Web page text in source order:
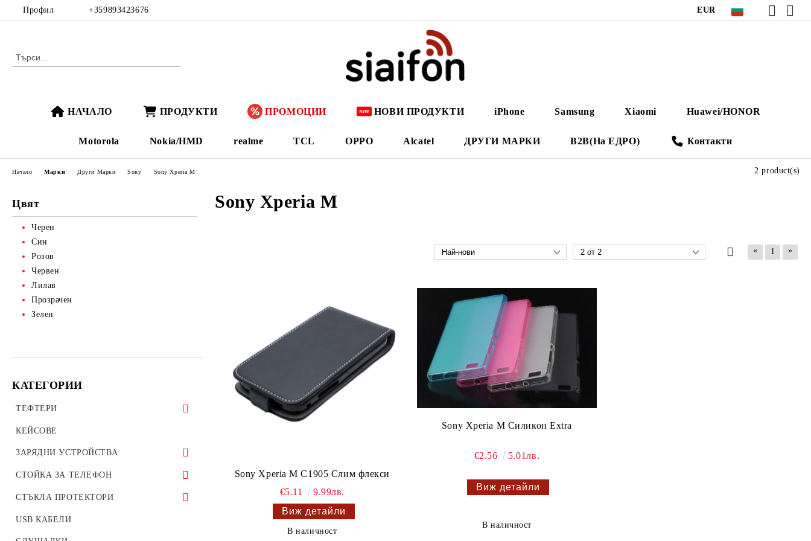
Профил +359893423676 EUR
НАЧАЛО ПРОДУКТИ ПРОМОЦИИ НОВИ ПРОДУКТИ iPhone Samsung Xiaomi Huawei/HONOR
Motorola Nokia/HMD realme TCL OPPO Alcatel ДРУГИ МАРКИ B2B(На ЕДРО) Контакти
Цвят
Черен
Син
Розов
Червен
Лилав
Прозрачен
Зелен
КАТЕГОРИИ
ТЕФТЕРИ
ТЕФТЕРИ ЗА ТАБЛЕТИ
УНИВЕРСАЛНИ КАЛЪФИ
КЕЙСОВЕ
ЗАРЯДНИ УСТРОЙСТВА
ЗАРЯДНИ ЗА ТЕЛЕФОН
АВТО ЗАРЯДНИ УСТРОЙСТВА
ОРИГИНАЛНИ ЗАРЯДНИ
СТОЙКА ЗА ТЕЛЕФОН
Стойки за велосипед мотоциклет
Стойки за гледане на филми телефон
СТЪКЛА ПРОТЕКТОРИ
СТЪКЛЕН ПРОТЕКТОР ЗА
USB КАБЕЛИ
Начало Марки Други Марки Sony Sony Xperia M
Sony Xperia M
2 product(s)
« 1 »
Sony Xperia M C1905 Слим флекси
€5.11
9.99лв.
Виж детайли
В наличност
Sony Xperia M Силикон Extra
€2.56 5.01лв.
Виж детайли
В наличност